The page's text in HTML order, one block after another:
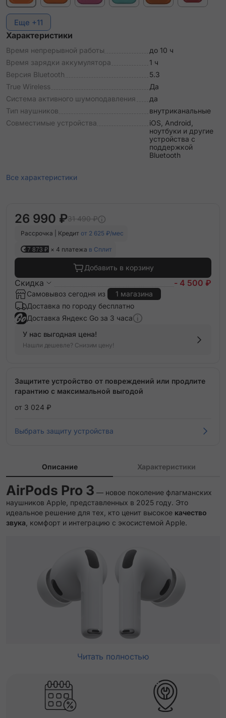
Еще +11
Характеристики
Время непрерывной работы
до 10 ч
Время зарядки аккумулятора
1 ч
Версия Bluetooth
5.3
True Wireless
Да
Система активного шумоподавления
да
Тип наушников
внутриканальные
Совместимые устройства
iOS, Android,
ноутбуки и другие
устройства с
поддержкой
Bluetooth
Все характеристики
26 990 ₽31 490 ₽
Рассрочка | Кредит от 2 625 ₽/мес
7 873 ₽ × 4 платежа в Сплит
Добавить в корзину
Скидка - 4 500 ₽
Самовывоз сегодня из
1 магазина
Доставка по городу бесплатно
Доставка Яндекс Go за 3 часа
У нас выгодная цена!
Нашли дешевле? Снизим цену!
Защитите устройство от повреждений или продлите
гарантию с максимальной выгодой
от 3 024 ₽
Выбрать защиту устройства
Описание Характеристики
AirPods Pro 3 — новое поколение флагманских
наушников Apple, представленных в 2025 году. Это
идеальное решение для тех, кто ценит высокое качество
звука , комфорт и интеграцию с экосистемой Apple.
Читать полностью